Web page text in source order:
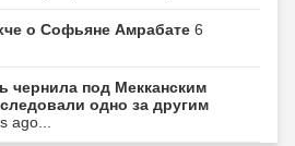
о Софьяне Амрабате 6
чернила под Мекканским
одно за другим
ago...